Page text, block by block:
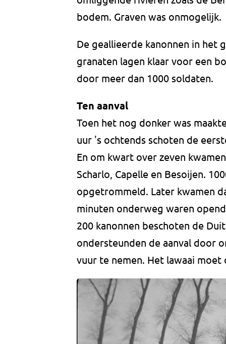
bodem. Graven was onmogelijk.
De geallieerde kanonnen in het
granaten lagen klaar voor een
door meer dan 1000 soldaten.
Ten aanval
Toen het nog donker was
uur 's ochtends schoten de
En om kwart over zeven
Scharlo, Capelle en Besoijen.
opgetrommeld. Later kwamen
minuten onderweg waren
200 kanonnen beschoten de
ondersteunden de aanval door
vuur te nemen. Het lawaai